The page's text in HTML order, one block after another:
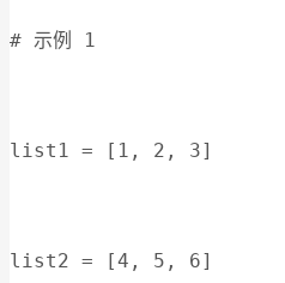
# 示例 1
list1 = [1, 2, 3]
list2 = [4, 5, 6]